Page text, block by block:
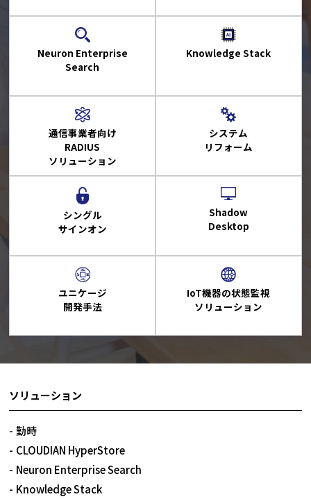
Neuron Enterprise
Search
Knowledge Stack
通信事業者向け
RADIUS
ソリューション
システム
リフォーム
シングル
サインオン
Shadow
Desktop
ユニケージ
開発手法
IoT機器の状態監視
ソリューション
ソリューション
勤時
CLOUDIAN HyperStore
Neuron Enterprise Search
Knowledge Stack